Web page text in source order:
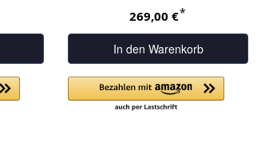
269,00 €*
In den Warenkorb